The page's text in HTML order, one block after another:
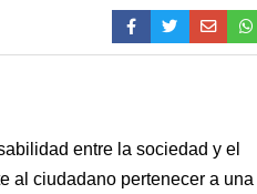
entre la sociedad y el
al ciudadano pertenecer a una